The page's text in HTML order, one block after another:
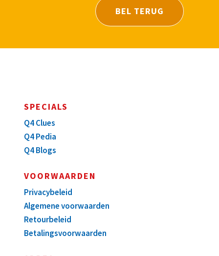
BEL TERUG
SPECIALS
Q4 Clues
Q4 Pedia
Q4 Blogs
VOORWAARDEN
Privacybeleid
Algemene voorwaarden
Retourbeleid
Betalingsvoorwaarden